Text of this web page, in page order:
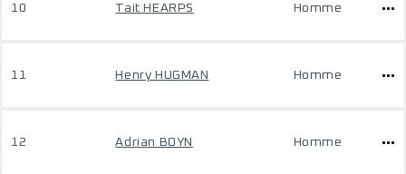
10 Tait HEARPS Homme
11 Henry HUGMAN Homme
12 Adrian BOYN Homme